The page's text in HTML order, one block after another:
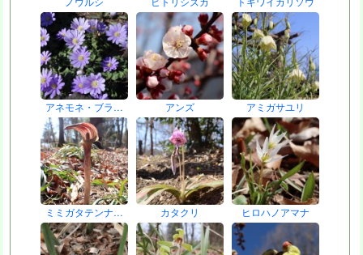
アネモネ・ブラ… アンズ アミガサユリ
ミミガタテンナ… カタクリ ヒロハノアマナ